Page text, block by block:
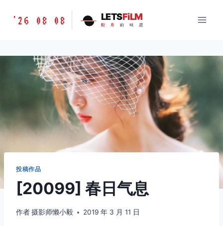
胶
味
LETSFILM
'26 08 08 LETSFiLM
胶 片 的 味 道
投稿作品
[20099] 春日气息
作者摄影师懒小毅 2019 年 3 月 11 日